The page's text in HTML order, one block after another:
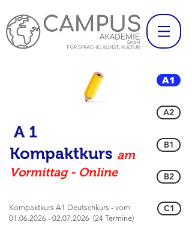
A 1
Kompaktkurs am
Vormittag - Online
Kompaktkurs A1 Deutschkurs - vom
01.06.2026 - 02.07.2026 (24 Termine)
A1
A2
B1
B2
C1